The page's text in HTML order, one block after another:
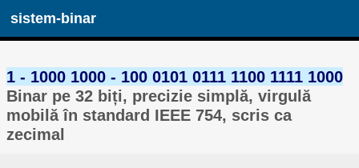
sistem-binar
1 - 1000 1000 - 100 0101 0111 1100 1111 1000
Binar pe 32 biți, precizie simplă, virgulă
mobilă în standard IEEE 754, scris ca
zecimal